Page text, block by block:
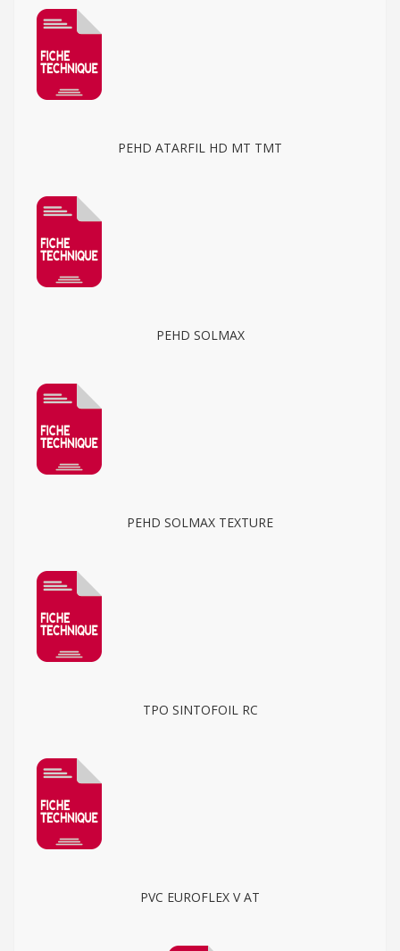
PEHD ATARFIL HD MT TMT
PEHD SOLMAX
PEHD SOLMAX TEXTURE
TPO SINTOFOIL RC
PVC EUROFLEX V AT